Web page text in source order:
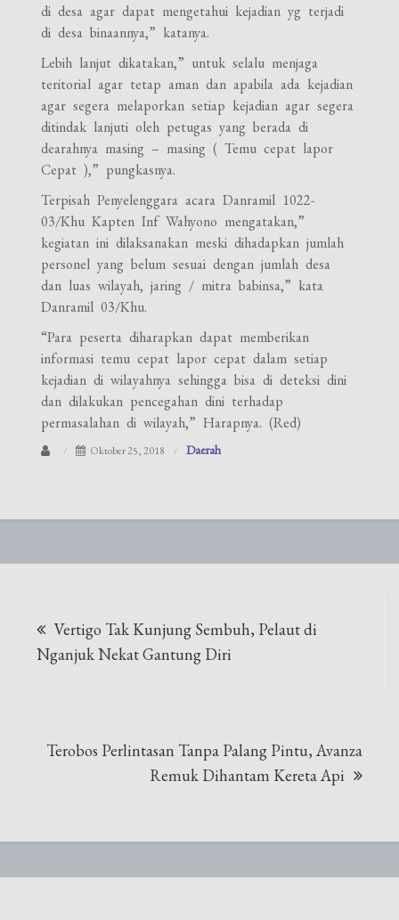
di desa agar dapat mengetahui kejadian yg terjadi
di desa binaannya,” katanya.
Lebih lanjut dikatakan,” untuk selalu menjaga
teritorial agar tetap aman dan apabila ada kejadian
agar segera melaporkan setiap kejadian agar segera
ditindak lanjuti oleh petugas yang berada di
dearahnya masing – masing ( Temu cepat lapor
Cepat ),” pungkasnya.
Terpisah Penyelenggara acara Danramil 1022-
03/Khu Kapten Inf Wahyono mengatakan,”
kegiatan ini dilaksanakan meski dihadapkan jumlah
personel yang belum sesuai dengan jumlah desa
dan luas wilayah, jaring / mitra babinsa,” kata
Danramil 03/Khu.
“Para peserta diharapkan dapat memberikan
informasi temu cepat lapor cepat dalam setiap
kejadian di wilayahnya sehingga bisa di deteksi dini
dan dilakukan pencegahan dini terhadap
permasalahan di wilayah,” Harapnya. (Red)
Oktober 25, 2018 Daerah
pos
Vertigo Tak Kunjung Sembuh, Pelaut di
Nganjuk Nekat Gantung Diri
Terobos Perlintasan Tanpa Palang Pintu, Avanza
Remuk Dihantam Kereta Api